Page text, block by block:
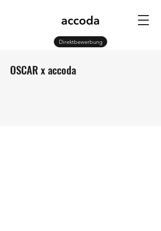
Direktbewerbung
OSCAR x accoda